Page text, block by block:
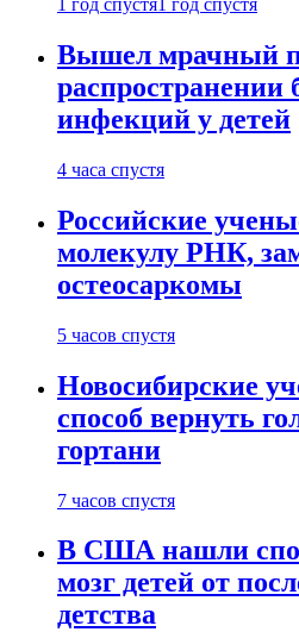
1 год спустя 1 год спустя
Вышел мрачный
распространении
инфекций у детей
4 часа спустя
Российские
молекулу РНК,
остеосаркомы
5 часов спустя
Новосибирские
способ вернуть
гортани
7 часов спустя
В США нашли
мозг детей от
детства